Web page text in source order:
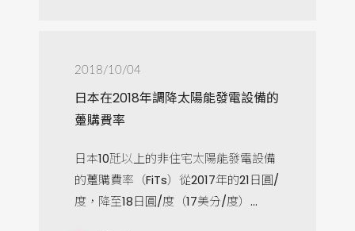
2018/10/04
日本在2018年調降太陽能發電設備的
躉購費率
日本10瓩以上的非住宅太陽能發電設備
的躉購費率（FiTs）從2017年的21日圓/
度，降至18日圓/度（17美分/度）...